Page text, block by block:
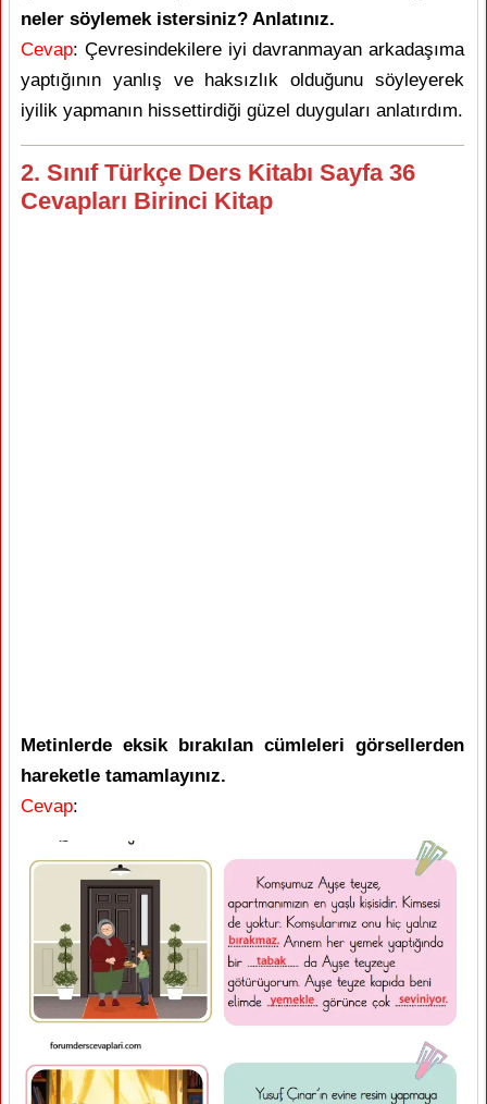
neler söylemek istersiniz? Anlatınız.
Cevap: Çevresindekilere iyi davranmayan arkadaşıma
yaptığının yanlış ve haksızlık olduğunu söyleyerek
iyilik yapmanın hissettirdiği güzel duyguları anlatırdım.
2. Sınıf Türkçe Ders Kitabı Sayfa 36
Cevapları Birinci Kitap
Metinlerde eksik bırakılan cümleleri görsellerden
hareketle tamamlayınız.
Cevap: